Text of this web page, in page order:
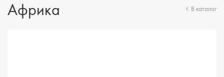
Африка В каталог